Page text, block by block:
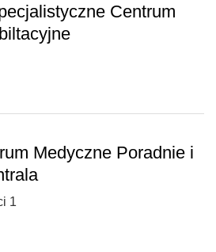
Centrum
Medyczne Poradnie i
1